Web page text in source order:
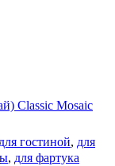
Classic Mosaic
для гостиной, для
, для фартука